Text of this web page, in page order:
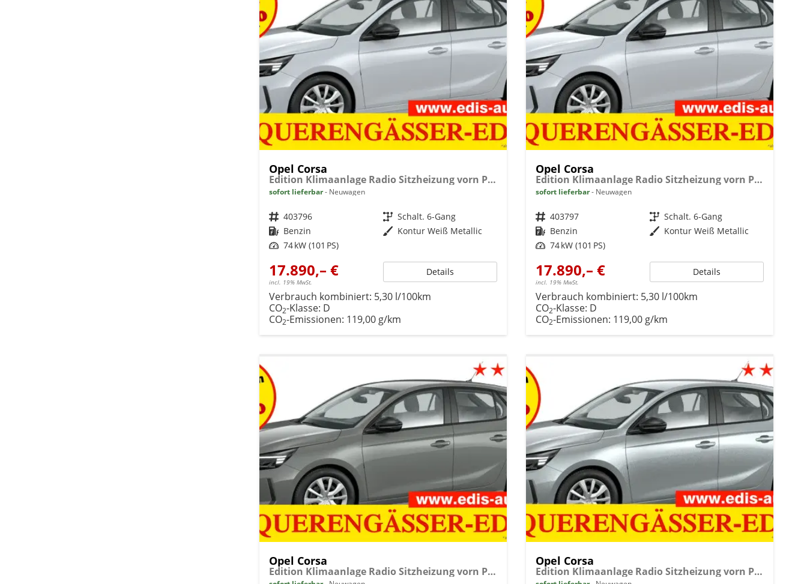
Opel Corsa
Edition Klimaanlage Radio Sitzheizung vorn PDC hinten ECO-LED-Scheinwerfer
sofort lieferbar Neuwagen
Fahrzeugnr. 403796 Getriebe Schalt. 6-Gang
Kraftstoff Benzin Außenfarbe Kontur Weiß Metallic
Leistung 74 kW (101 PS)
17.890,– €
incl. 19% MwSt.
Details
Verbrauch kombiniert: 5,30 l/100km
CO2-Klasse: D
CO2-Emissionen: 119,00 g/km
Opel Corsa
Edition Klimaanlage Radio Sitzheizung vorn PDC hinten ECO-LED-Scheinwerfer
sofort lieferbar Neuwagen
Fahrzeugnr. 403797 Getriebe Schalt. 6-Gang
Kraftstoff Benzin Außenfarbe Kontur Weiß Metallic
Leistung 74 kW (101 PS)
17.890,– €
incl. 19% MwSt.
Details
Verbrauch kombiniert: 5,30 l/100km
CO2-Klasse: D
CO2-Emissionen: 119,00 g/km
Opel Corsa
Edition Klimaanlage Radio Sitzheizung vorn PDC hinten ECO-LED-Scheinwerfer
Opel Corsa
Edition Klimaanlage Radio Sitzheizung vorn PDC hinten ECO-LED-Scheinwerfer